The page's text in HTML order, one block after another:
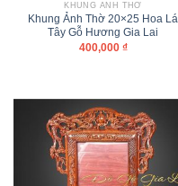
KHUNG ẢNH THỜ
Khung Ảnh Thờ 20×25 Hoa Lá
Tây Gỗ Hương Gia Lai
400,000 ₫